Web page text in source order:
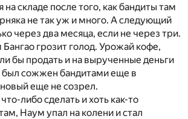
на складе после того, как бандиты там
не так уж и много. А следующий
через два месяца, если не через три.
грозит голод. Урожай кофе,
бы продать и на вырученные деньги
был сожжен бандитами еще в
еще не созрел.
либо сделать и хоть как-то
Наум упал на колени и стал